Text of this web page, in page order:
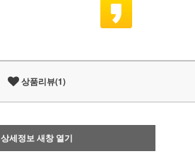
상품리뷰(1)
상세정보 새창 열기